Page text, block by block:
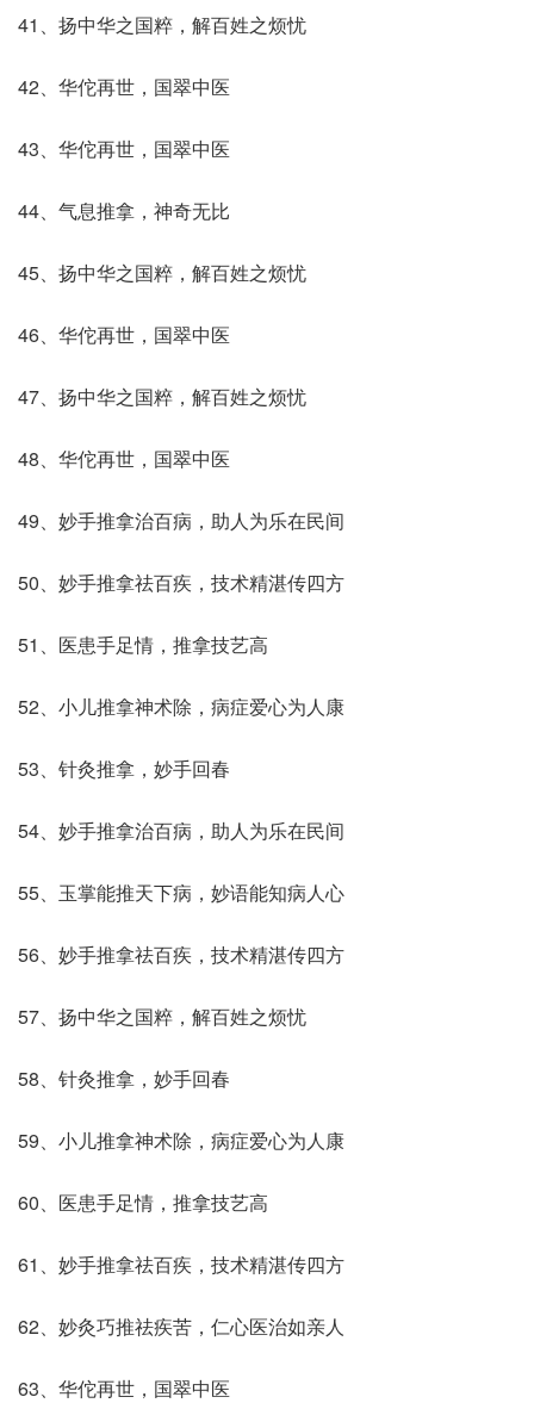
41、扬中华之国粹，解百姓之烦忧
42、华佗再世，国翠中医
43、华佗再世，国翠中医
44、气息推拿，神奇无比
45、扬中华之国粹，解百姓之烦忧
46、华佗再世，国翠中医
47、扬中华之国粹，解百姓之烦忧
48、华佗再世，国翠中医
49、妙手推拿治百病，助人为乐在民间
50、妙手推拿祛百疾，技术精湛传四方
51、医患手足情，推拿技艺高
52、小儿推拿神术除，病症爱心为人康
53、针灸推拿，妙手回春
54、妙手推拿治百病，助人为乐在民间
55、玉掌能推天下病，妙语能知病人心
56、妙手推拿祛百疾，技术精湛传四方
57、扬中华之国粹，解百姓之烦忧
58、针灸推拿，妙手回春
59、小儿推拿神术除，病症爱心为人康
60、医患手足情，推拿技艺高
61、妙手推拿祛百疾，技术精湛传四方
62、妙灸巧推祛疾苦，仁心医治如亲人
63、华佗再世，国翠中医